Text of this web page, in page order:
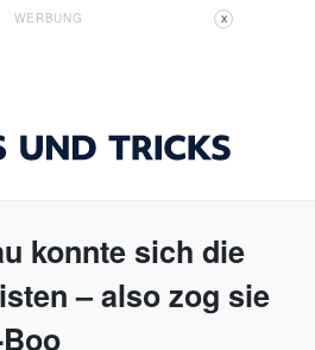
WERBUNG X
konnte sich die
– also zog sie